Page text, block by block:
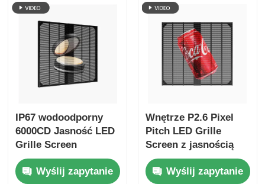
IP67 wodoodporny
6000CD Jasność LED
Grille Screen
Dostosowywalna
ściana wideo do
Wyślij zapytanie
Wnętrze P2.6 Pixel
Pitch LED Grille
Screen z jasnością
5500cd i
wodoodpornością
Wyślij zapytanie